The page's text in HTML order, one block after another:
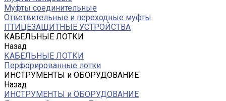
Муфты соединительные
Ответвительные и переходные муфты
ПТИЦЕЗАЩИТНЫЕ УСТРОЙСТВА
КАБЕЛЬНЫЕ ЛОТКИ
Назад
КАБЕЛЬНЫЕ ЛОТКИ
Перфорированные лотки
ИНСТРУМЕНТЫ и ОБОРУДОВАНИЕ
Назад
ИНСТРУМЕНТЫ и ОБОРУДОВАНИЕ